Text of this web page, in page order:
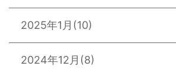
2025年1月 (10)
2024年12月 (8)